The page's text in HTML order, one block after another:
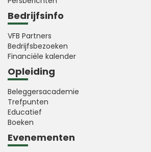
Bedrijfsinfo
VFB Partners
Bedrijfsbezoeken
Financiële kalender
Opleiding
Beleggersacademie
Trefpunten
Educatief
Boeken
Evenementen